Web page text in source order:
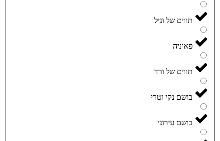
תווים של וניל
פאוניה
תווים של ורד
בושם נקי וטרי
בושם עירוני